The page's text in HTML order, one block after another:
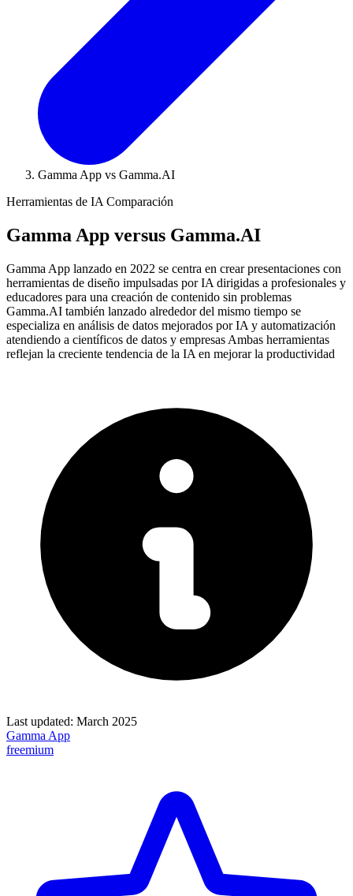
Gamma App vs Gamma.AI
Herramientas de IA Comparación
Gamma App versus Gamma.AI
Gamma App lanzado en 2022 se centra en crear presentaciones con
herramientas de diseño impulsadas por IA dirigidas a profesionales y
educadores para una creación de contenido sin problemas
Gamma.AI también lanzado alrededor del mismo tiempo se
especializa en análisis de datos mejorados por IA y automatización
atendiendo a científicos de datos y empresas Ambas herramientas
reflejan la creciente tendencia de la IA en mejorar la productividad
Last updated: March 2025
Gamma App
freemium